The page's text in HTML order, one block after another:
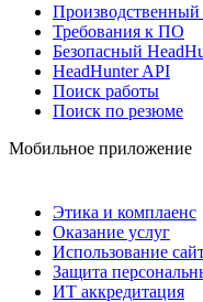
Производственный
Требования к ПО
Безопасный
HeadHunter API
Поиск работы
Поиск по резюме
Мобильное приложение
Этика и комплаенс
Оказание услуг
Использование
Защита
ИТ аккредитация